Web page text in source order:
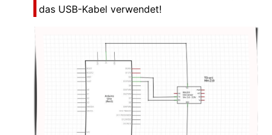
das USB-Kabel verwendet!